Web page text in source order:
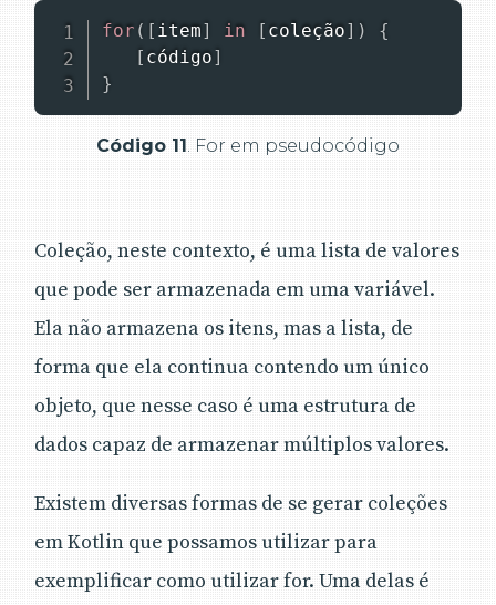
for ( [ item] in [ coleção] )
{
[ código]
}
Código 11 . For em pseudocódigo
Coleção, neste contexto, é uma lista de valores
que pode ser armazenada em uma variável.
Ela não armazena os itens, mas a lista, de
forma que ela continua contendo um único
objeto, que nesse caso é uma estrutura de
dados capaz de armazenar múltiplos valores.
Existem diversas formas de se gerar coleções
em Kotlin que possamos utilizar para
exemplificar como utilizar for. Uma delas é